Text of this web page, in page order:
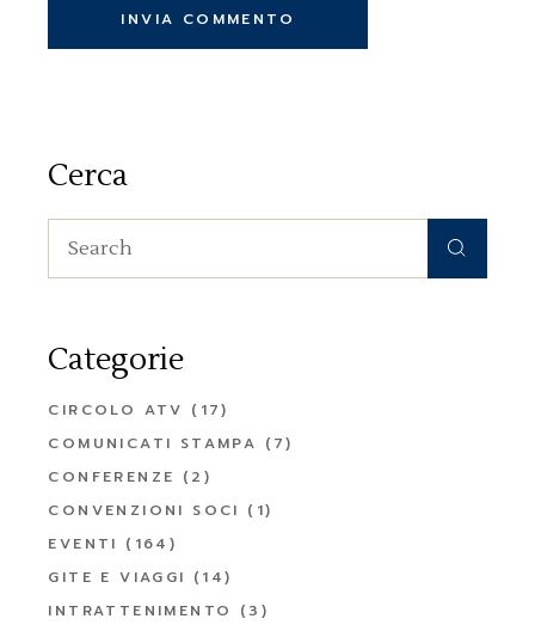
INVIA COMMENTO
Cerca
Search
for:
Categorie
CIRCOLO ATV (17)
COMUNICATI STAMPA (7)
CONFERENZE (2)
CONVENZIONI SOCI (1)
EVENTI (164)
GITE E VIAGGI (14)
INTRATTENIMENTO
(3)